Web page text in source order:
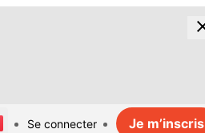
Se connecter Je m’inscris